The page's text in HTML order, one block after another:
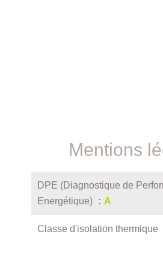
Mentions
DPE (Diagnostique de
Energétique)
A
Classe d'isolation thermique